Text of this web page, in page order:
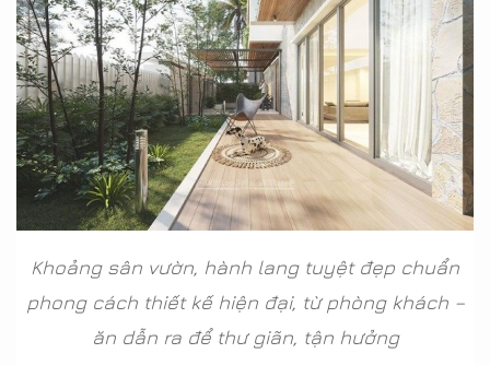
Khoảng sân vườn, hành lang tuyệt đẹp chuẩn
phong cách thiết kế hiện đại, từ phòng khách –
ăn dẫn ra để thư giãn, tận hưởng